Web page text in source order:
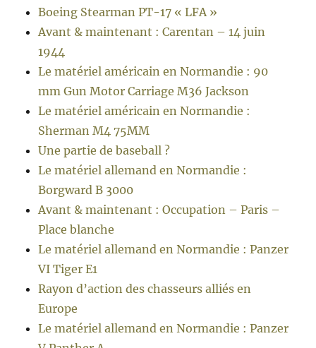
Boeing Stearman PT-17 « LFA »
Avant & maintenant : Carentan – 14 juin
1944
Le matériel américain en Normandie : 90
mm Gun Motor Carriage M36 Jackson
Le matériel américain en Normandie :
Sherman M4 75MM
Une partie de baseball ?
Le matériel allemand en Normandie :
Borgward B 3000
Avant & maintenant : Occupation – Paris –
Place blanche
Le matériel allemand en Normandie : Panzer
VI Tiger E1
Rayon d’action des chasseurs alliés en
Europe
Le matériel allemand en Normandie : Panzer